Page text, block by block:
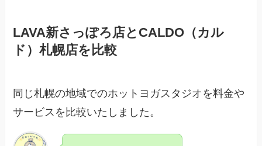
LAVA新さっぽろ店とCALDO（カル
ド）札幌店を比較
同じ札幌の地域でのホットヨガスタジオを料金や
サービスを比較いたしました。